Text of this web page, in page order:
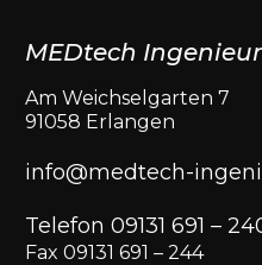
MEDtech
Am Weichselgarten 7
91058 Erlangen
info@medtech-
Telefon 09131 691 –
Fax 09131 691 – 244